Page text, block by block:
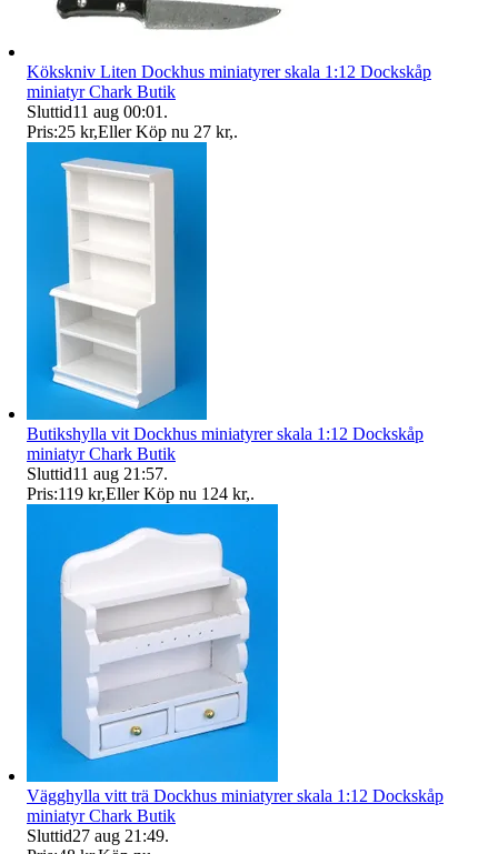
Kökskniv Liten Dockhus miniatyrer skala 1:12 Dockskåp
miniatyr Chark Butik
Sluttid11 aug 00:01 .
Pris:25 kr,Eller Köp nu 27 kr,.
Butikshylla vit Dockhus miniatyrer skala 1:12 Dockskåp
miniatyr Chark Butik
Sluttid11 aug 21:57.
Pris:119 kr,Eller Köp nu 124 kr,.
Vägghylla vitt trä Dockhus miniatyrer skala 1:12 Dockskåp
miniatyr Chark Butik
Sluttid27 aug 21:49.